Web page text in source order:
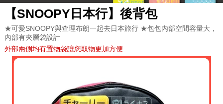
【SNOOPY日本行】後背包
★可愛SNOOPY與查理布朗一起去日本旅行 ★包包內部空間容量大，
內部有夾層袋設計
外部兩側均有置物袋讓您取物更加方便